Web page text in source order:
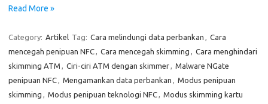
Read More »
Category: Artikel Tag: Cara melindungi data perbankan , Cara
mencegah penipuan NFC, Cara mencegah skimming , Cara menghindari
skimming ATM , Ciri-ciri ATM dengan skimmer, Malware NGate
penipuan NFC, Mengamankan data perbankan , Modus penipuan
skimming , Modus penipuan teknologi NFC, Modus skimming kartu